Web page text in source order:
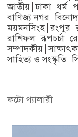
জাতীয় ঢাকা ধর্ম
বাণিজ্য নগর
ময়মনসিংহ রংপুর
রাশিফল রূপচর্চা
সম্পাদকীয়
সাহিত্য ও সংস্কৃতি
ফটো গ্যালারী